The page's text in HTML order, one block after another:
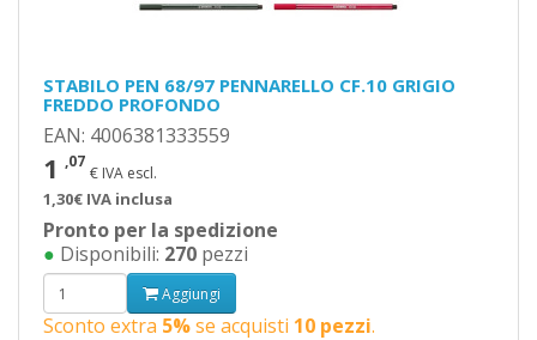
STABILO PEN 68/97 PENNARELLO CF.10 GRIGIO
FREDDO PROFONDO
EAN: 4006381333559
1 ,07
€ IVA escl.
1,30€ IVA inclusa
Pronto per la spedizione
● Disponibili: 270 pezzi
Aggiungi
Sconto extra 5%se acquisti 10 pezzi.